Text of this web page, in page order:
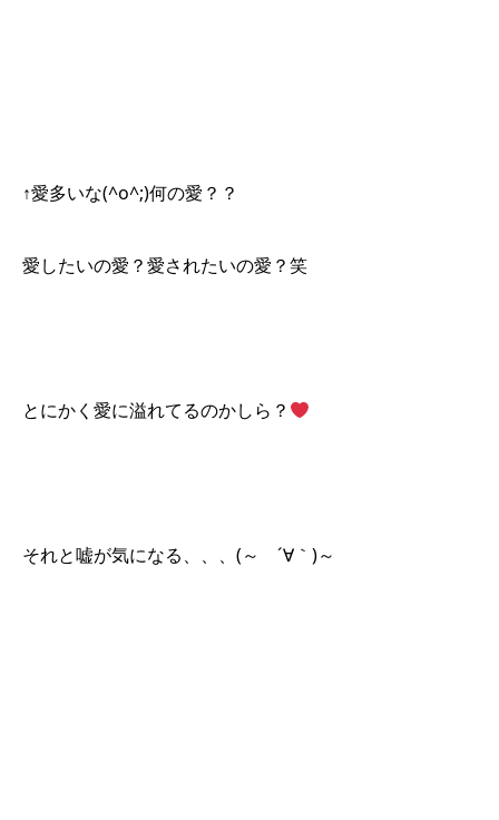
↑愛多いな(^o^;)何の愛？？
愛したいの愛？愛されたいの愛？笑
とにかく愛に溢れてるのかしら？
それと嘘が気になる、、、(～ ´∀｀)～